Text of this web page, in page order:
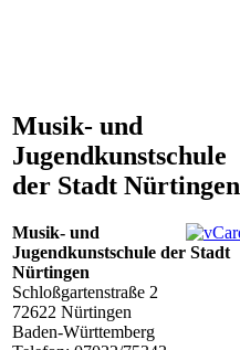
Musik- und
Jugendkunstschule
der Stadt Nürtingen
Musik- und
Jugendkunstschule der Stadt
Nürtingen
Schloßgartenstraße 2
72622 Nürtingen
Baden-Württemberg